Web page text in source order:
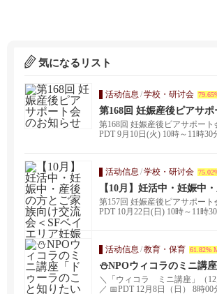
気になるリスト
活动信息 /学校・研讨会
第168回 妊娠産後ピアサ
らせ
第168回 妊娠産後ピアサポート
PDT 9月10日(火) 10時～11時30
活动信息 /学校・研讨会
【10月】妊活中・妊娠中
家族向け交流会＜SFベイ
ピアサポート会＞
第157回 妊娠産後ピアサポート
PDT 10月22日(日) 10時～11時30
活动信息 /教育・保育 61.82%
⛄NPOウィコラのミニ講
こと知りたい人集まれ」⛄
＼「ウィコラ ミニ講座」（
／ 📅PDT 12月8日（日） 8時00